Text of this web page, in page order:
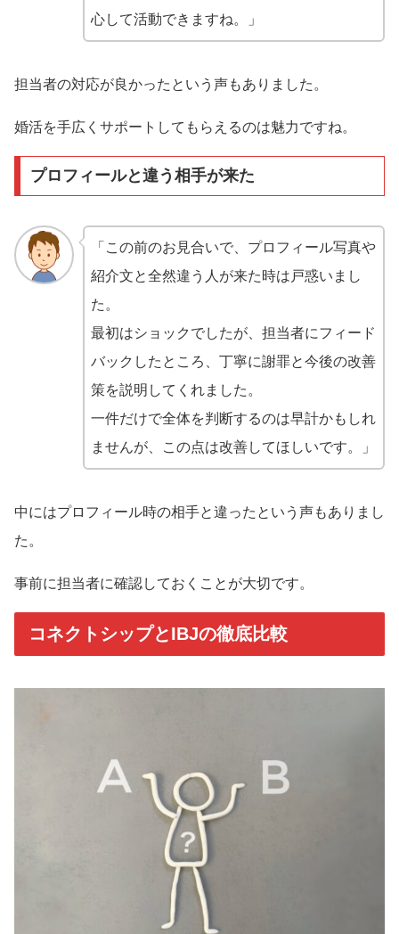
心して活動できますね。」
担当者の対応が良かったという声もありました。
婚活を手広くサポートしてもらえるのは魅力ですね。
プロフィールと違う相手が来た
「この前のお見合いで、プロフィール写真や
紹介文と全然違う人が来た時は戸惑いまし
た。
最初はショックでしたが、担当者にフィード
バックしたところ、丁寧に謝罪と今後の改善
策を説明してくれました。
一件だけで全体を判断するのは早計かもしれ
ませんが、この点は改善してほしいです。」
中にはプロフィール時の相手と違ったという声もありまし
た。
事前に担当者に確認しておくことが大切です。
コネクトシップとIBJの徹底比較